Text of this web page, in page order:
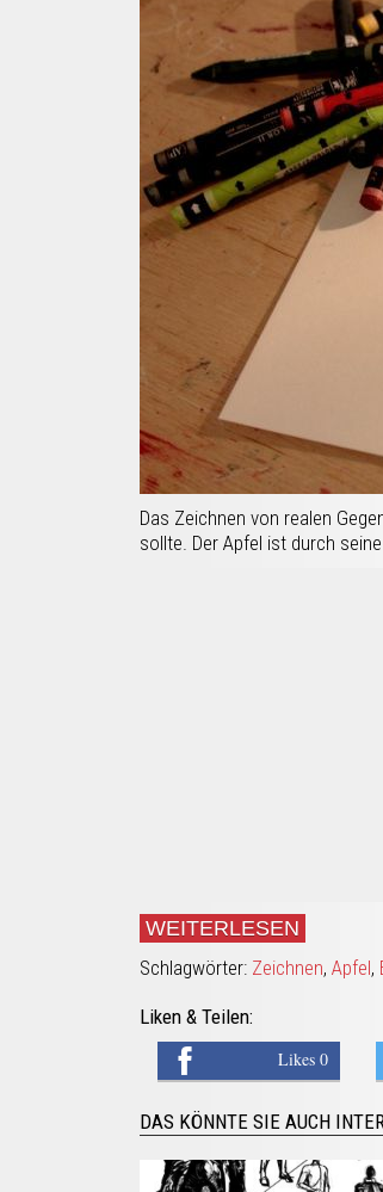
Das Zeichnen von realen
sollte. Der Apfel ist durch
WEITERLESEN
Schlagwörter: Zeichnen, Apfel,
Liken & Teilen:
Likes 0
DAS KÖNNTE SIE AUCH